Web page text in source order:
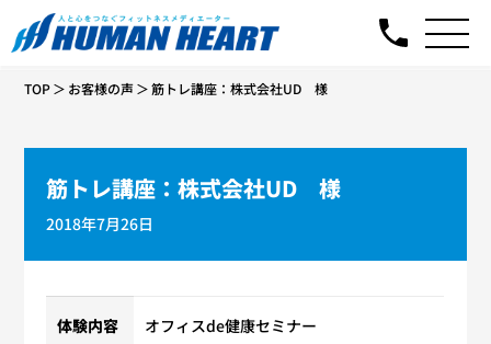
TOP お客様の声 筋トレ講座：株式会社UD 様
筋トレ講座：株式会社UD 様
2018年7月26日
体験内容 オフィスde健康セミナー